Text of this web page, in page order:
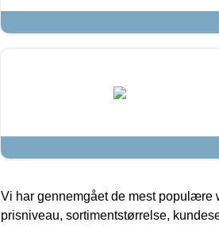
Vi har gennemgået de mest populære
prisniveau, sortimentstørrelse,